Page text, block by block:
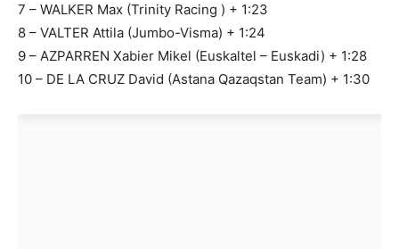
7 – WALKER Max (Trinity Racing ) + 1:23
8 – VALTER Attila (Jumbo-Visma) + 1:24
9 – AZPARREN Xabier Mikel (Euskaltel – Euskadi) + 1:28
10 – DE LA CRUZ David (Astana Qazaqstan Team) + 1:30